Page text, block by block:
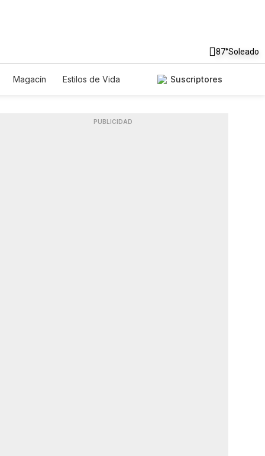
87°Soleado
Magacín
Estilos de Vida
Suscriptores
PUBLICIDAD